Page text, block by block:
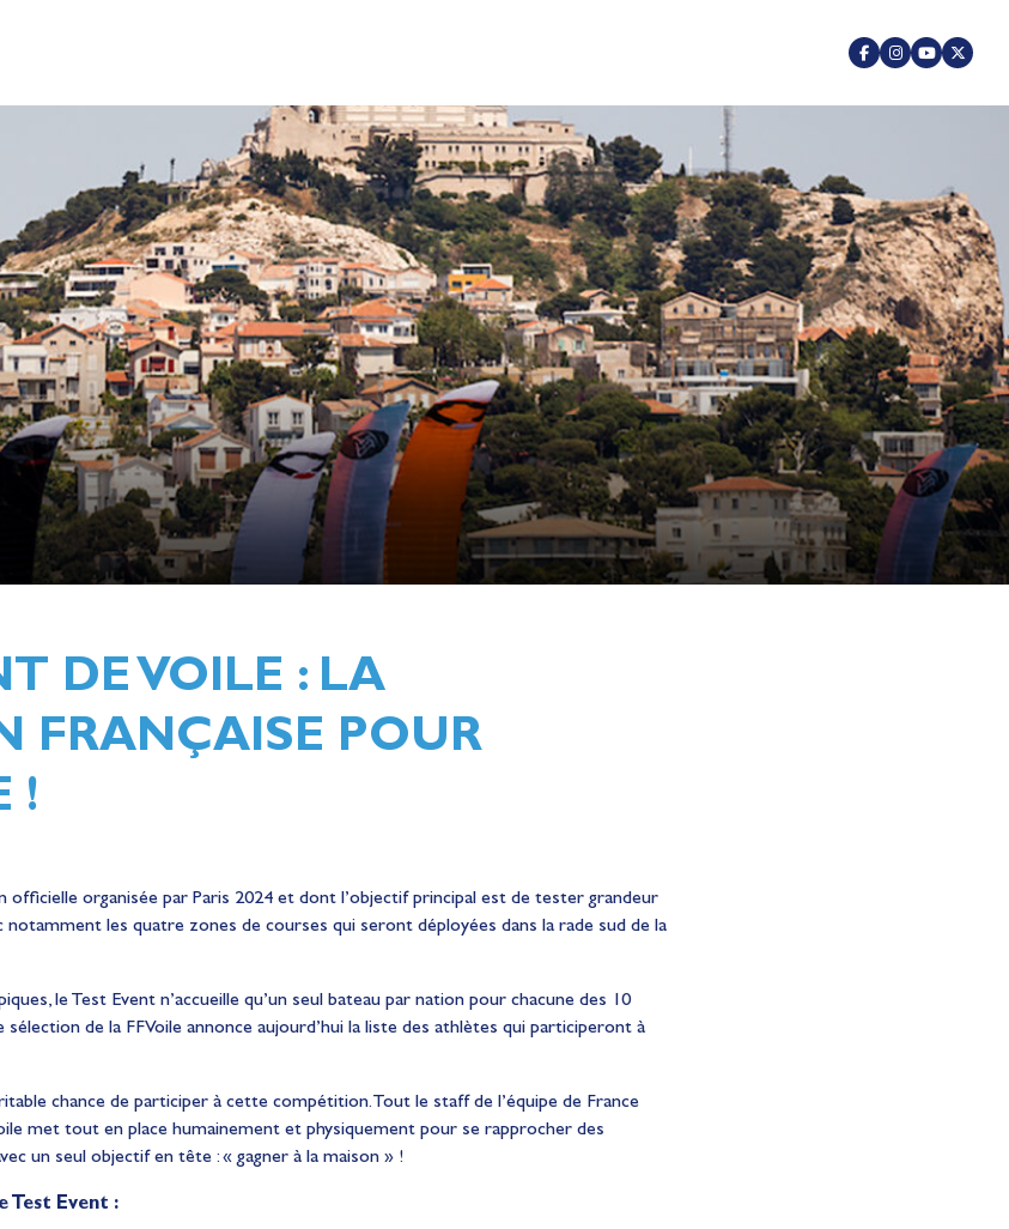
DE VOILE : LA
FRANÇAISE POUR
!
organisée par Paris 2024 et dont l’objectif principal est de tester grandeur
les quatre zones de courses qui seront déployées dans la rade sud de la
le Test Event n’accueille qu’un seul bateau par nation pour chacune des 10
sélection de la FFVoile annonce aujourd’hui la liste des athlètes qui participeront à
chance de participer à cette compétition. Tout le staff de l’équipe de France
met tout en place humainement et physiquement pour se rapprocher des
un seul objectif en tête : « gagner à la maison » !
Test Event :